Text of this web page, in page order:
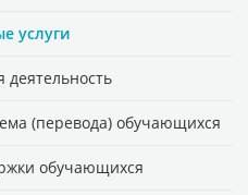
услуги
деятельность
(перевода) обучающихся
обучающихся